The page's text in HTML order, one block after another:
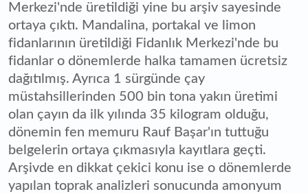
Merkezi'nde üretildiği yine bu arşiv sayesinde
ortaya çıktı. Mandalina, portakal ve limon
fidanlarının üretildiği Fidanlık Merkezi'nde bu
fidanlar o dönemlerde halka tamamen ücretsiz
dağıtılmış. Ayrıca 1 sürgünde çay
müstahsillerinden 500 bin tona yakın üretimi
olan çayın da ilk yılında 35 kilogram olduğu,
dönemin fen memuru Rauf Başar'ın tuttuğu
belgelerin ortaya çıkmasıyla kayıtlara geçti.
Arşivde en dikkat çekici konu ise o dönemlerde
yapılan toprak analizleri sonucunda amonyum